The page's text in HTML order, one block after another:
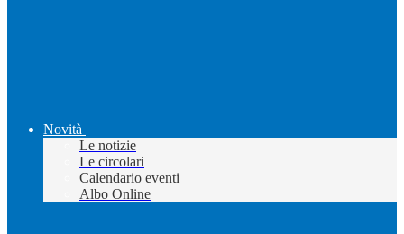
Novità
Le notizie
Le circolari
Calendario eventi
Albo Online